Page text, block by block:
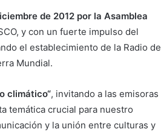
de 2012 por la Asamblea
y con un fuerte impulso del
el establecimiento de la Radio de
Mundial.
climático“, invitando a las emisoras
temática crucial para nuestro
y la unión entre culturas y